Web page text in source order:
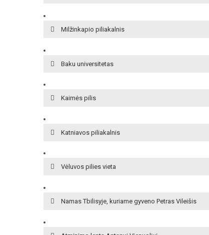
Milžinkapio piliakalnis
Baku universitetas
Kaimės pilis
Katniavos piliakalnis
Vėluvos pilies vieta
Namas Tbilisyje, kuriame gyveno Petras Vileišis